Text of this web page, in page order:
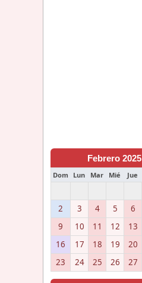
Febrero 2025
Dom Lun Mar Mié Jue
2
3 4 5 6
9
10 11 12 13
16
17 18 19 20
23
24 25 26 27